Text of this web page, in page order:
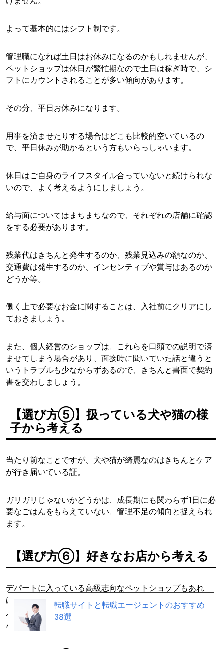
よって基本的にはシフト制です。
管理職になれば土日はお休みになるのかもしれませんが、
ペットショップは休日が繁忙期なので土日は稼ぎ時で、シ
フトにカウントされることが多い傾向があります。
その分、平日お休みになります。
用事を済ませたりする場合はどこも比較的空いているの
で、平日休みが助かるという方もいらっしゃいます。
休日はご自身のライフスタイル合っていないと続けられな
いので、よく考えるようにしましょう。
給与面についてはまちまちなので、それぞれの店舗に確認
をする必要があります。
残業代はきちんと発生するのか、残業見込みの額なのか、
交通費は発生するのか、インセンティブや賞与はあるのか
どうか等。
働く上で必要なお金に関することは、入社前にクリアにし
ておきましょう。
また、個人経営のショップは、これらを口頭での説明で済
ませてしまう場合があり、面接時に聞いていた話と違うと
いうトラブルも少なからずあるので、きちんと書面で契約
書を交わしましょう。
【選び方⑤】扱っている犬や猫の様
子から考える
当たり前なことですが、犬や猫が綺麗なのはきちんとケア
が行き届いている証。
ガリガリじゃないかどうかは、成長期にも関わらず1日に必
要なごはんをもらえていない、管理不足の傾向と捉えられ
ます。
【選び方⑥】好きなお店から考える
デパートに入っている高級志向なペットショップもあれ
ば、ホームセンターに併設されているペットショップ、個
人経営のショップなどとありますので、好きなお店から選
んでもいいと思います。
転職サイトと転職エージェントのおすすめ
38選